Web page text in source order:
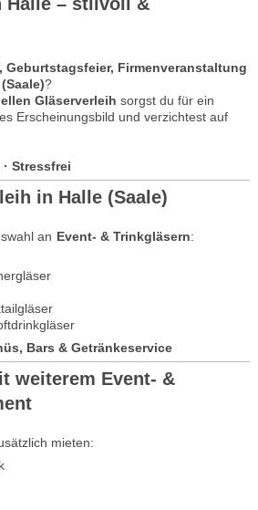
Geburtstagsfeier, Firmenveranstaltung
?
Gläserverleih sorgst du für ein
Erscheinungsbild und verzichtest auf
Stressfrei
in Halle (Saale)
an Event- & Trinkgläsern:
Bars & Getränkeservice
weiterem Event- &
mieten: